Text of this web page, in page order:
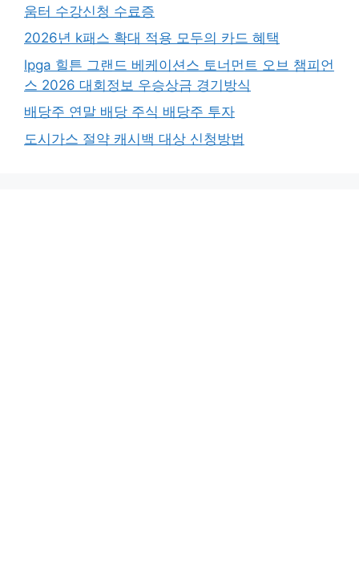
움터 수강신청 수료증
2026년 k패스 확대 적용 모두의 카드 혜택
lpga 힐튼 그랜드 베케이션스 토너먼트 오브 챔피언
스 2026 대회정보 우승상금 경기방식
배당주 연말 배당 주식 배당주 투자
도시가스 절약 캐시백 대상 신청방법